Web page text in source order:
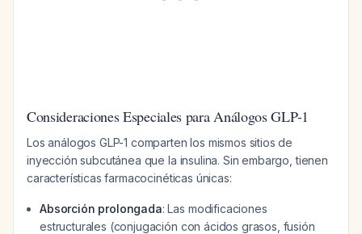
Consideraciones Especiales para Análogos GLP-1
Los análogos GLP-1 comparten los mismos sitios de
inyección subcutánea que la insulina. Sin embargo, tienen
características farmacocinéticas únicas:
Absorción prolongada: Las modificaciones
estructurales (conjugación con ácidos grasos, fusión